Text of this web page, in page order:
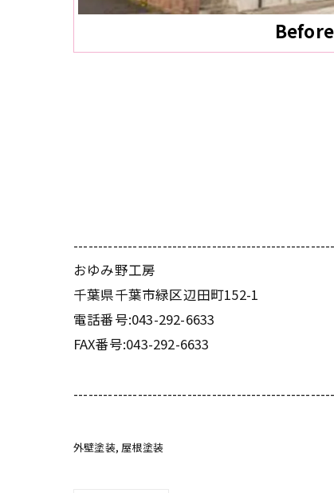
Before
おゆみ野工房
千葉県千葉市緑区辺田町152-1
電話番号:043-292-6633
FAX番号:043-292-6633
外壁塗装 屋根塗装